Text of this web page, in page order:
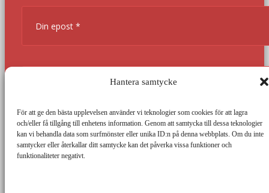
Hantera samtycke
För att ge den bästa upplevelsen använder vi teknologier som cookies för att lagra
och/eller få tillgång till enhetens information. Genom att samtycka till dessa teknologier
kan vi behandla data som surfmönster eller unika ID:n på denna webbplats. Om du inte
samtycker eller återkallar ditt samtycke kan det påverka vissa funktioner och
funktionaliteter negativt.